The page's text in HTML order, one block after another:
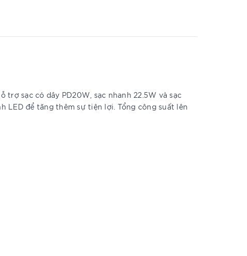
sạc có dây PD20W, sạc nhanh 22.5W và sạc
LED để tăng thêm sự tiện lợi. Tổng công suất lên